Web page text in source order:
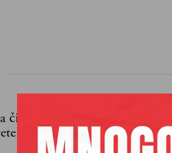
čitanjem naših premium
jedan od planova pretplate.